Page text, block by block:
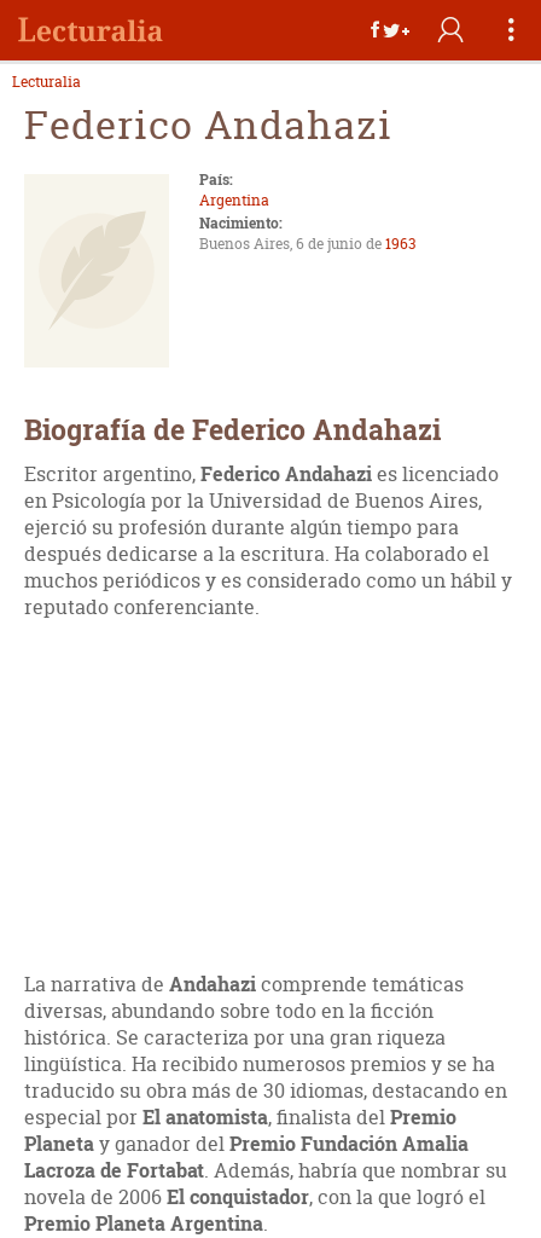
Lecturalia
Federico Andahazi
País:
Argentina
Nacimiento:
Buenos Aires, 6 de junio de1963
Biografía de Federico Andahazi
Escritor argentino,Federico Andahazies licenciado
en Psicología por la Universidad de Buenos Aires,
ejerció su profesión durante algún tiempo para
después dedicarse a la escritura. Ha colaborado el
muchos periódicos y es considerado como un hábil y
reputado conferenciante.
La narrativa de Andahazicomprende temáticas
diversas, abundando sobre todo en la ficción
histórica. Se caracteriza por una gran riqueza
lingüística. Ha recibido numerosos premios y se ha
traducido su obra más de 30 idiomas, destacando en
especial por El anatomista, finalista delPremio
Planetay ganador delPremio Fundación Amalia
Lacroza de Fortabat. Además, habría que nombrar su
novela de 2006El conquistador, con la que logró el
Premio Planeta Argentina.